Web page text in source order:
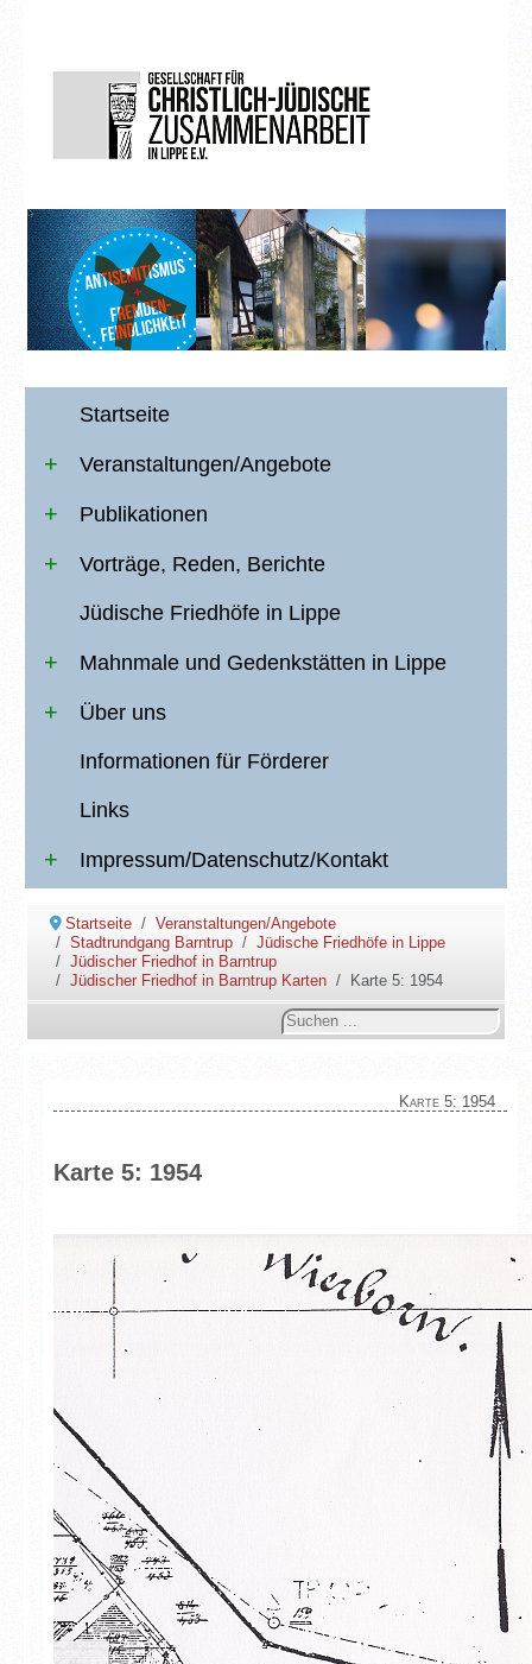
Startseite
Veranstaltungen/Angebote
Publikationen
Vorträge, Reden, Berichte
Jüdische Friedhöfe in Lippe
Mahnmale und Gedenkstätten in Lippe
Über uns
Informationen für Förderer
Links
Impressum/Datenschutz/Kontakt
Startseite
Veranstaltungen/Angebote
Stadtrundgang Barntrup
Jüdische Friedhöfe in Lippe
Jüdischer Friedhof in Barntrup
Jüdischer Friedhof in Barntrup Karten
Karte 5: 1954
Suchen
...
Karte 5: 1954
Karte 5: 1954